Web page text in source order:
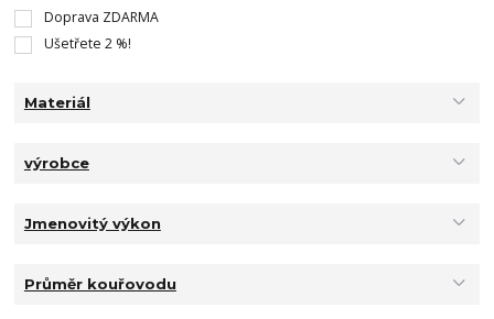
Doprava ZDARMA
Ušetřete 2 %!
Materiál
výrobce
Jmenovitý výkon
Průměr kouřovodu